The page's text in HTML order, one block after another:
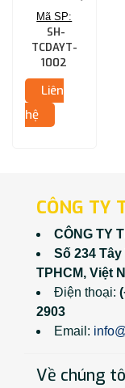
TẬP THỂ
(QC: DÂY
MỎNG)
Mã SP:
SH-
TCDAYT-
1002
Liên
hệ
CÔNG TY
CÔNG TY
Số 234
TPHCM, Việt
Điện thoại:
2903
Email:
Về chúng